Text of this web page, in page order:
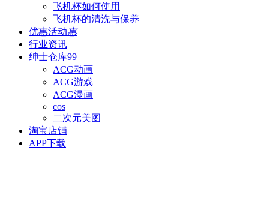
飞机杯如何使用
飞机杯的清洗与保养
优惠活动惠
行业资讯
绅士仓库99
ACG动画
ACG游戏
ACG漫画
cos
二次元美图
淘宝店铺
APP下载